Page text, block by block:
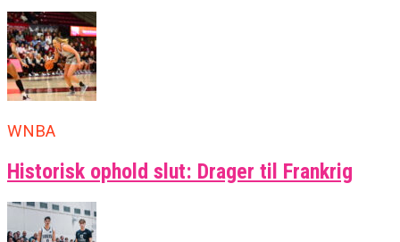
WNBA
Historisk ophold slut: Drager til Frankrig